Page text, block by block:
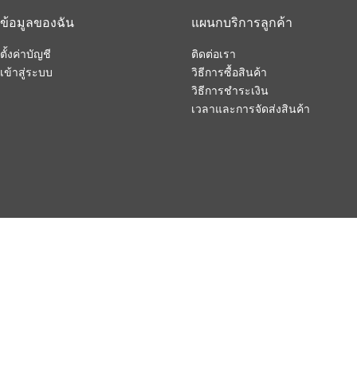
ข้อมูลของฉัน
ตั้งค่าบัญชี
เข้าสู่ระบบ
แผนกบริการลูกค้า
ติดต่อเรา
วิธีการซื้อสินค้า
วิธีการชำระเงิน
เวลาและการจัดส่งสินค้า